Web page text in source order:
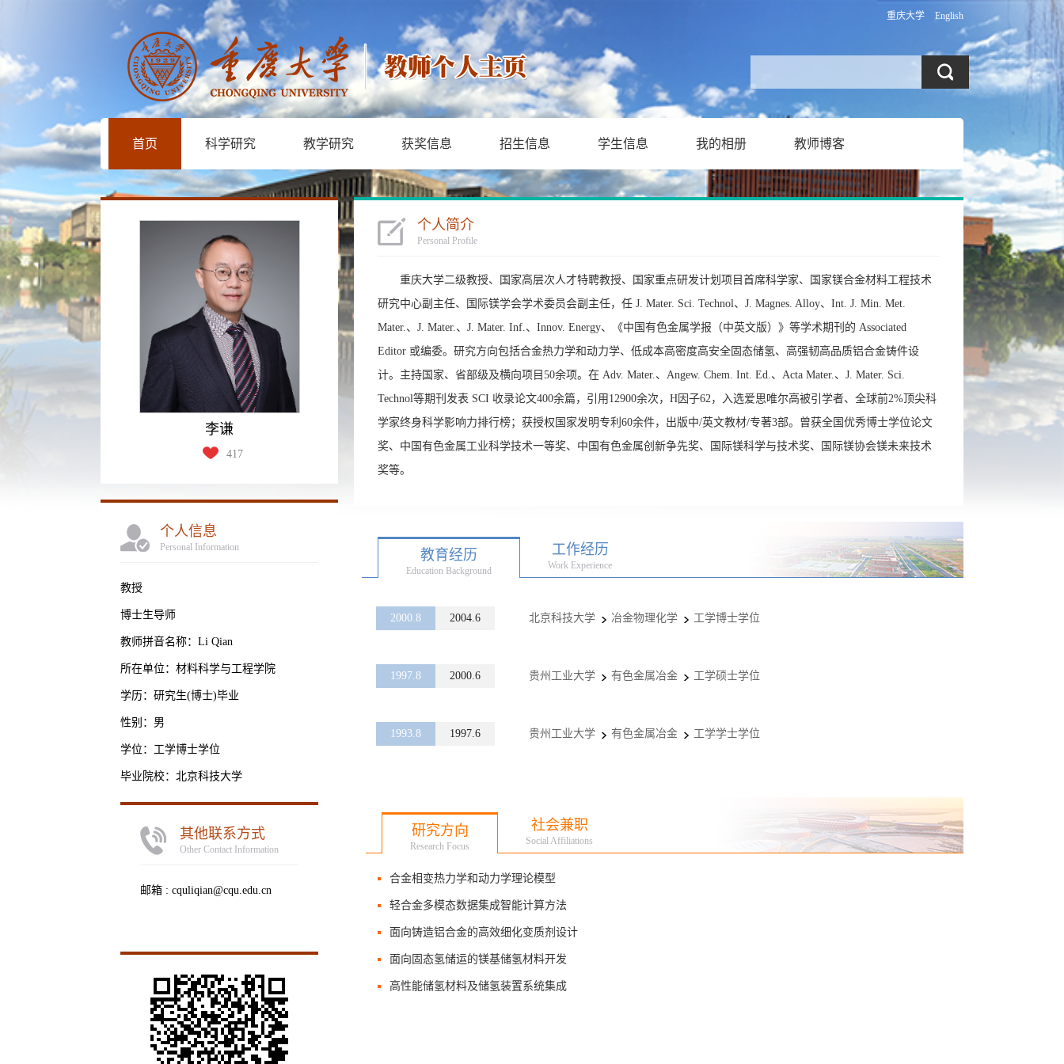
重庆大学 English
首页 科学研究 教学研究 获奖信息 招生信息 学生信息 我的相册 教师博客
李谦
417
个人信息
Personal Information
教授
博士生导师
教师拼音名称：Li Qian
所在单位：材料科学与工程学院
学历：研究生(博士)毕业
性别：男
学位：工学博士学位
毕业院校：北京科技大学
其他联系方式
Other Contact Information
邮箱 : cquliqian@cqu.edu.cn
个人简介
Personal Profile
重庆大学二级教授、国家高层次人才特聘教授、国家重点研发计划项目首席科学家、国家镁合金材料工程技术
研究中心副主任、国际镁学会学术委员会副主任，任 J. Mater. Sci. Technol、J. Magnes. Alloy、Int. J. Min. Met.
Mater.、J. Mater.、J. Mater. Inf.、Innov. Energy、《中国有色金属学报（中英文版）》等学术期刊的 Associated
Editor 或编委。研究方向包括合金热力学和动力学、低成本高密度高安全固态储氢、高强韧高品质铝合金铸件设
计。主持国家、省部级及横向项目50余项。在 Adv. Mater.、Angew. Chem. Int. Ed.、Acta Mater.、J. Mater. Sci.
Technol等期刊发表 SCI 收录论文400余篇，引用12900余次，H因子62，入选爱思唯尔高被引学者、全球前2%顶尖科
学家终身科学影响力排行榜；获授权国家发明专利60余件，出版中/英文教材/专著3部。曾获全国优秀博士学位论文
奖、中国有色金属工业科学技术一等奖、中国有色金属创新争先奖、国际镁科学与技术奖、国际镁协会镁未来技术
奖等。
教育经历
Education Background
工作经历
Work Experience
2000.8 2004.6 北京科技大学 冶金物理化学 工学博士学位
1997.8 2000.6 贵州工业大学 有色金属冶金 工学硕士学位
1993.8 1997.6 贵州工业大学 有色金属冶金 工学学士学位
研究方向
Research Focus
社会兼职
Social Affiliations
合金相变热力学和动力学理论模型
轻合金多模态数据集成智能计算方法
面向铸造铝合金的高效细化变质剂设计
面向固态氢储运的镁基储氢材料开发
高性能储氢材料及储氢装置系统集成